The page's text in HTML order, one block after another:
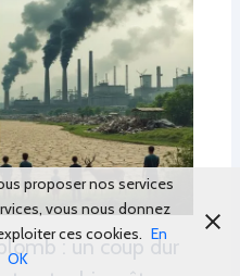
: un coup dur
proposer nos services
vous nous donnez
ces cookies. En
OK